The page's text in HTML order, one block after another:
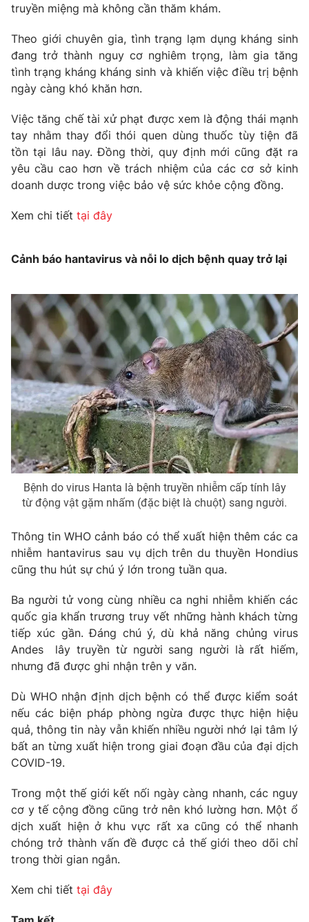
truyền miệng mà không cần thăm khám.
Theo giới chuyên gia, tình trạng lạm dụng kháng sinh
đang trở thành nguy cơ nghiêm trọng, làm gia tăng
tình trạng kháng kháng sinh và khiến việc điều trị bệnh
ngày càng khó khăn hơn.
Việc tăng chế tài xử phạt được xem là động thái mạnh
tay nhằm thay đổi thói quen dùng thuốc tùy tiện đã
tồn tại lâu nay. Đồng thời, quy định mới cũng đặt ra
yêu cầu cao hơn về trách nhiệm của các cơ sở kinh
doanh dược trong việc bảo vệ sức khỏe cộng đồng.
Xem chi tiết tại đây
Cảnh báo hantavirus và nỗi lo dịch bệnh quay trở lại
Bệnh do virus Hanta là bệnh truyền nhiễm cấp tính lây
từ động vật gặm nhấm (đặc biệt là chuột) sang người.
Thông tin WHO cảnh báo có thể xuất hiện thêm các ca
nhiễm hantavirus sau vụ dịch trên du thuyền Hondius
cũng thu hút sự chú ý lớn trong tuần qua.
Ba người tử vong cùng nhiều ca nghi nhiễm khiến các
quốc gia khẩn trương truy vết những hành khách từng
tiếp xúc gần. Đáng chú ý, dù khả năng chủng virus
Andes lây truyền từ người sang người là rất hiếm,
nhưng đã được ghi nhận trên y văn.
Dù WHO nhận định dịch bệnh có thể được kiểm soát
nếu các biện pháp phòng ngừa được thực hiện hiệu
quả, thông tin này vẫn khiến nhiều người nhớ lại tâm lý
bất an từng xuất hiện trong giai đoạn đầu của đại dịch
COVID-19.
Trong một thế giới kết nối ngày càng nhanh, các nguy
cơ y tế cộng đồng cũng trở nên khó lường hơn. Một ổ
dịch xuất hiện ở khu vực rất xa cũng có thể nhanh
chóng trở thành vấn đề được cả thế giới theo dõi chỉ
trong thời gian ngắn.
Xem chi tiết tại đây